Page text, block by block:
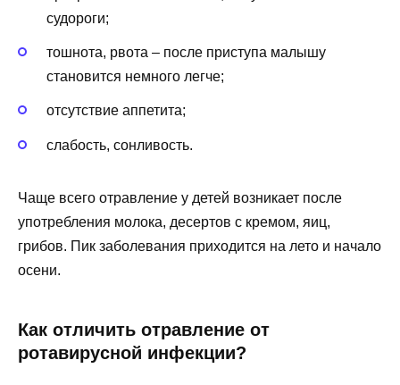
судороги;
тошнота, рвота – после приступа малышу
становится немного легче;
отсутствие аппетита;
слабость, сонливость.
Чаще всего отравление у детей возникает после
употребления молока, десертов с кремом, яиц,
грибов. Пик заболевания приходится на лето и начало
осени.
Как отличить отравление от
ротавирусной инфекции?